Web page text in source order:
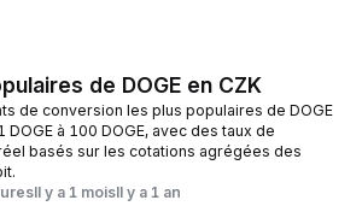
de DOGE en CZK
de conversion les plus populaires de DOGE
DOGE à 100 DOGE, avec des taux de
basés sur les cotations agrégées des
Il y a 1 moisIl y a 1 an